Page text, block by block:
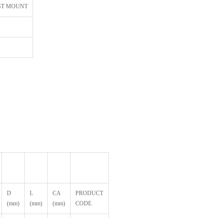
MOUNT
D
(mm)
L
(mm)
CA
(mm)
PRODUCT
CODE